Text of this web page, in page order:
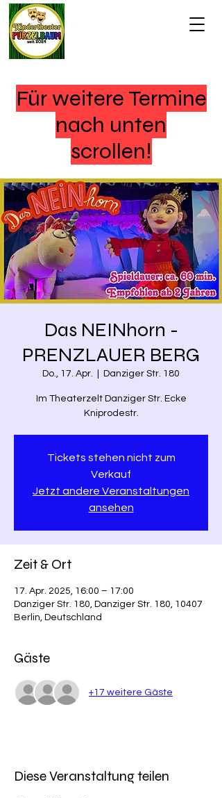
Für weitere Termine
nach unten
scrollen!
Das NEINhorn -
PRENZLAUER BERG
Do., 17. Apr. Danziger Str. 180
Im Theaterzelt Danziger Str. Ecke
Kniprodestr.
Tickets stehen nicht zum
Verkauf
Jetzt andere Veranstaltungen
ansehen
Zeit & Ort
17. Apr. 2025, 16:00 – 17:00
Danziger Str. 180, Danziger Str. 180, 10407
Berlin, Deutschland
Gäste
+17 weitere Gäste
Diese Veranstaltung teilen